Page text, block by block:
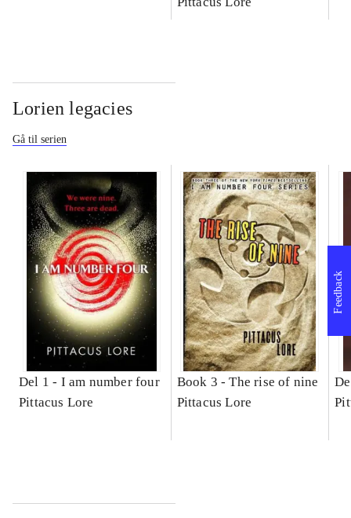
Lorien legacies
Gå til serien
Del 1 - I am number four
Pittacus Lore
Book 3 -The rise of nine
Pittacus Lore
Feedback